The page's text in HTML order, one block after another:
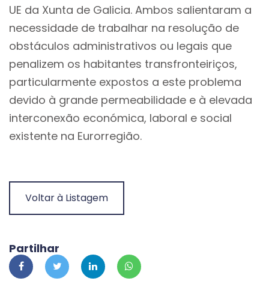
UE da Xunta de Galicia. Ambos salientaram a
necessidade de trabalhar na resolução de
obstáculos administrativos ou legais que
penalizem os habitantes transfronteiriços,
particularmente expostos a este problema
devido à grande permeabilidade e à elevada
interconexão económica, laboral e social
existente na Eurorregião.
Voltar à Listagem
Partilhar